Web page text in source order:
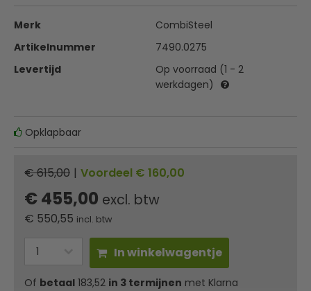
Merk
CombiSteel
Artikelnummer
7490.0275
Levertijd
Op voorraad (1 - 2
werkdagen)
Opklapbaar
€ 615,00 | Voordeel € 160,00
€ 455,00 excl. btw
€ 550,55 incl. btw
In winkelwagentje
Of betaal 183,52 in 3 termijnen met Klarna